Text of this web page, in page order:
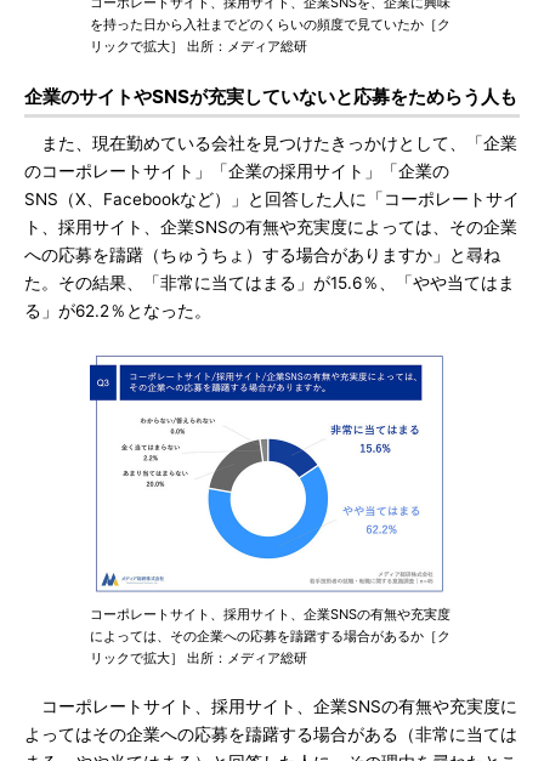
を持った日から入社までどのくらいの頻度で見ていたか［ク
リックで拡大］ 出所：メディア総研
企業のサイトやSNSが充実していないと応募をためらう人も
また、現在勤めている会社を見つけたきっかけとして、「企業
のコーポレートサイト」「企業の採用サイト」「企業の
SNS（X、Facebookなど）」と回答した人に「コーポレートサイ
ト、採用サイト、企業SNSの有無や充実度によっては、その企業
への応募を躊躇（ちゅうちょ）する場合がありますか」と尋ね
た。その結果、「非常に当てはまる」が15.6％、「やや当てはま
る」が62.2％となった。
コーポレートサイト、採用サイト、企業SNSの有無や充実度
によっては、その企業への応募を躊躇する場合があるか［ク
リックで拡大］ 出所：メディア総研
コーポレートサイト、採用サイト、企業SNSの有無や充実度に
よってはその企業への応募を躊躇する場合がある（非常に当ては